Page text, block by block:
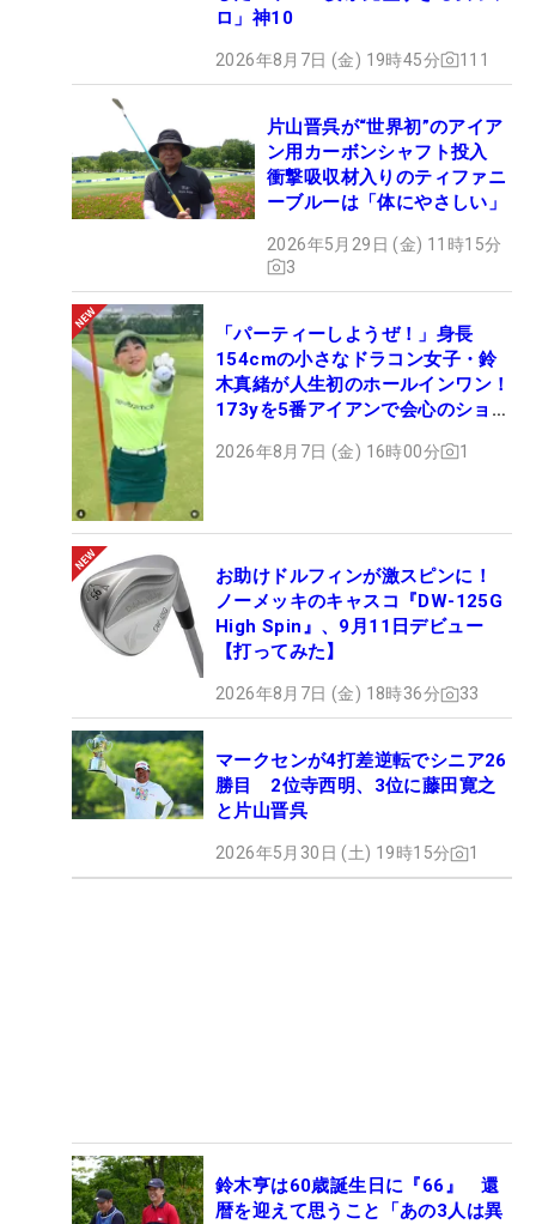
ロ」神10
2026年8月7日 (金) 19時45分 111
片山晋呉が“世界初”のアイア
ン用カーボンシャフト投入
衝撃吸収材入りのティファニ
ーブルーは「体にやさしい」
2026年5月29日 (金) 11時15分
3
「パーティーしようぜ！」身長
154cmの小さなドラコン女子・鈴
木真緒が人生初のホールインワン！
173yを5番アイアンで会心のショッ
2026年8月7日 (金) 16時00分 1
お助けドルフィンが激スピンに！
ノーメッキのキャスコ『DW-125G
High Spin』、9月11日デビュー
【打ってみた】
2026年8月7日 (金) 18時36分 33
マークセンが4打差逆転でシニア26
勝目 2位寺西明、3位に藤田寛之
と片山晋呉
2026年5月30日 (土) 19時15分 1
鈴木亨は60歳誕生日に『66』 還
暦を迎えて思うこと「あの3人は異